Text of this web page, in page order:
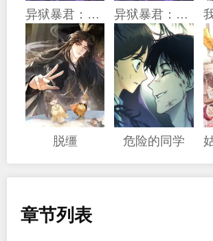
异狱暴君：我的影子能无限进化 异狱暴君：我的影子能无限进化
脱缰 危险的同学
章节列表